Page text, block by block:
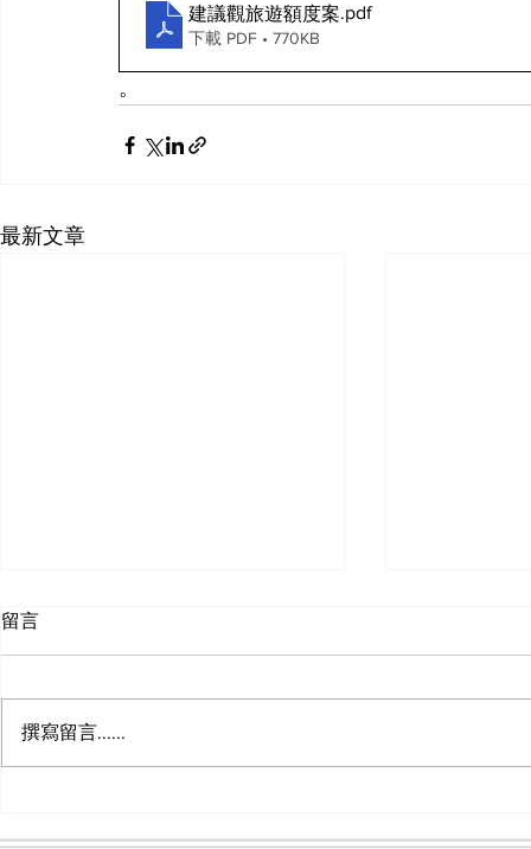
建議觀旅遊額度案.pdf
下載 PDF • 770KB
。
最新文章
臺北市市政大樓員工子女非營
間：本年5月25日上午10時起
至本年6月11日中午12時止，
作業，並全程直播。
時掛號郵戳
留言
撰寫留言......